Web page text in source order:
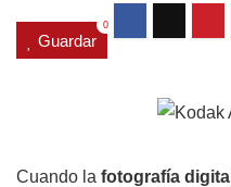
Guardar
0
Cuando la fotografía digital